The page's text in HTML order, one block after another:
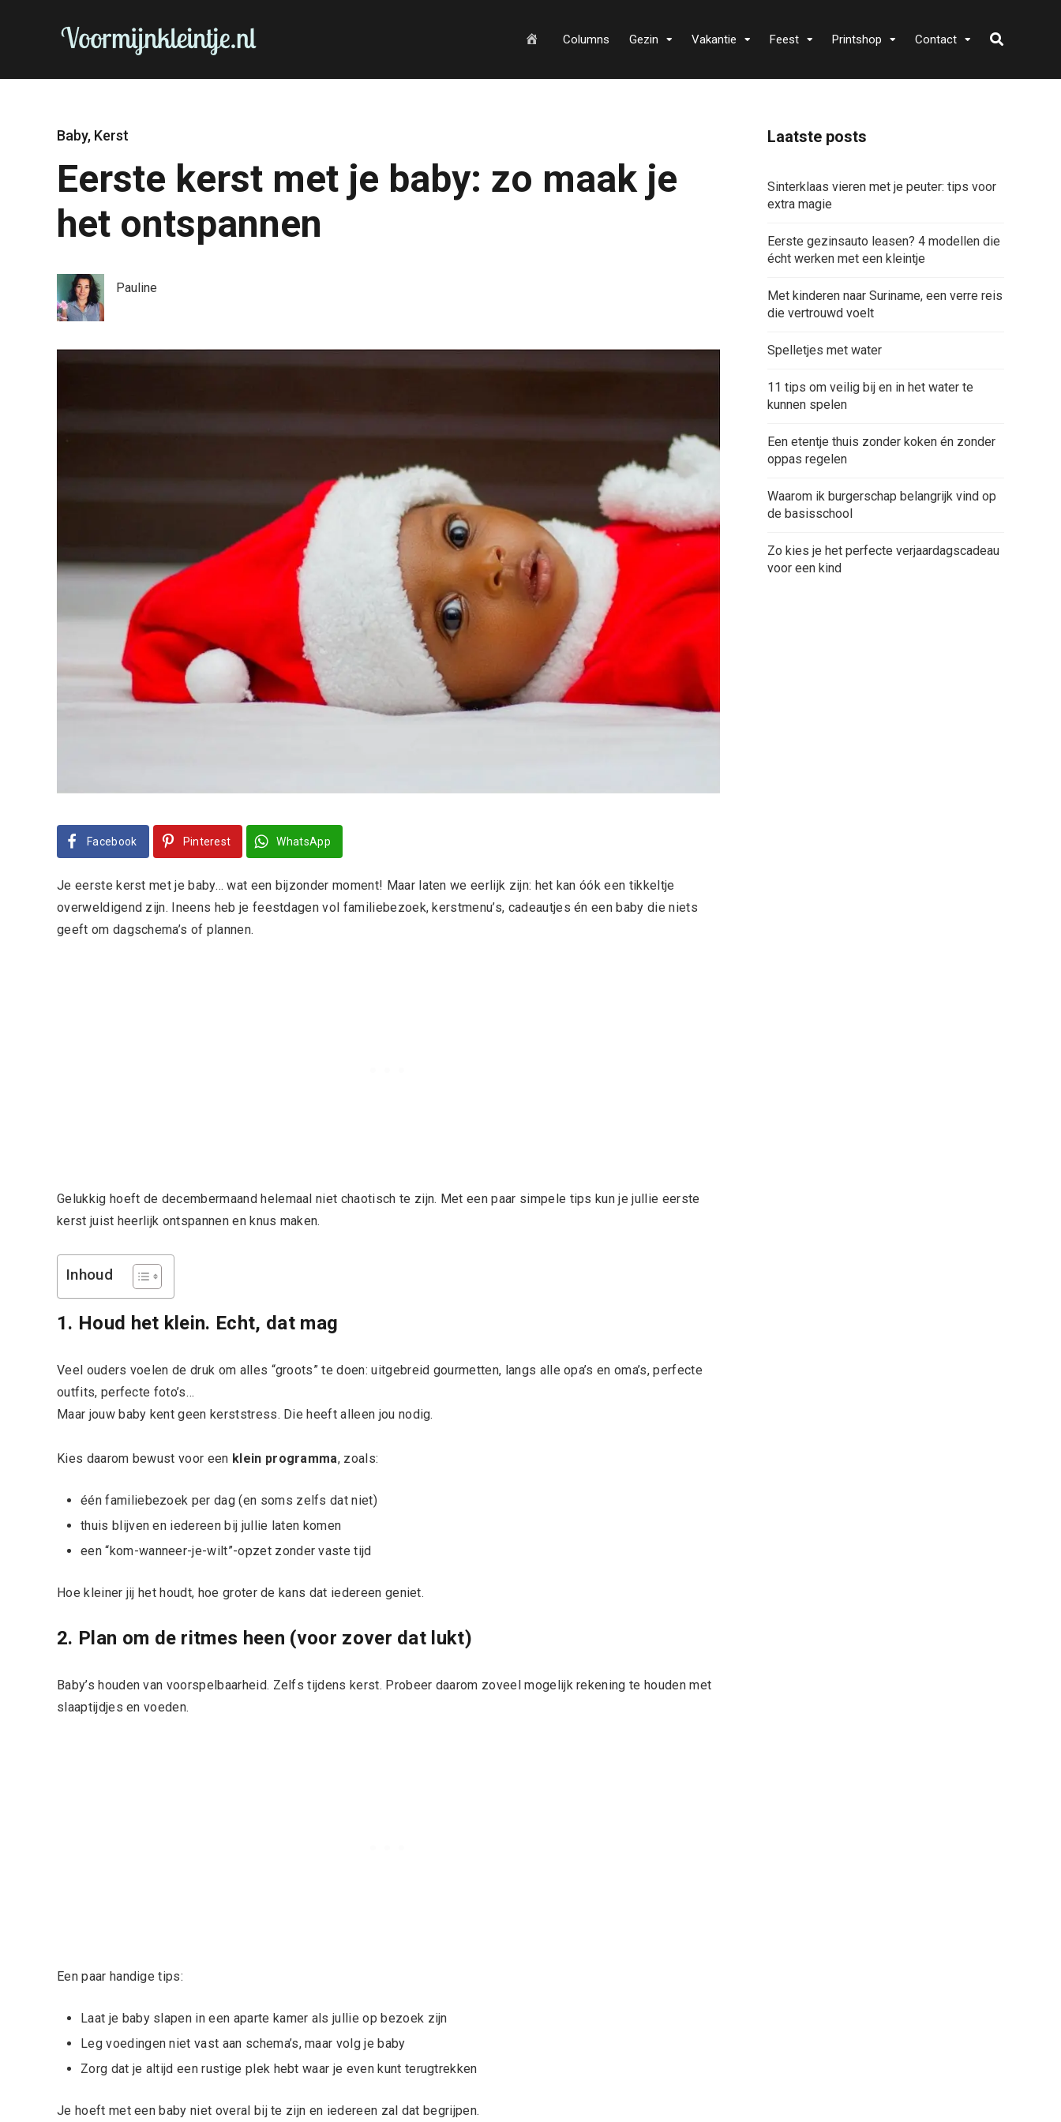
m
Columns Gezin Vakantie Feest Printshop Contact
Baby, Kerst
Eerste kerst met je baby: zo maak je
het ontspannen
Pauline
Facebook Pinterest WhatsApp
Je eerste kerst met je baby… wat een bijzonder moment! Maar laten we eerlijk zijn: het kan óók een tikkeltje
overweldigend zijn. Ineens heb je feestdagen vol familiebezoek, kerstmenu’s, cadeautjes én een baby die niets
geeft om dagschema’s of plannen.
Gelukkig hoeft de decembermaand helemaal niet chaotisch te zijn. Met een paar simpele tips kun je jullie eerste
kerst juist heerlijk ontspannen en knus maken.
Inhoud
1. Houd het klein. Echt, dat mag
Veel ouders voelen de druk om alles “groots” te doen: uitgebreid gourmetten, langs alle opa’s en oma’s, perfecte
outfits, perfecte foto’s…
Maar jouw baby kent geen kerststress. Die heeft alleen jou nodig.
Kies daarom bewust voor een klein programma, zoals:
één familiebezoek per dag (en soms zelfs dat niet)
thuis blijven en iedereen bij jullie laten komen
een “kom-wanneer-je-wilt”-opzet zonder vaste tijd
Hoe kleiner jij het houdt, hoe groter de kans dat iedereen geniet.
2. Plan om de ritmes heen (voor zover dat lukt)
Baby’s houden van voorspelbaarheid. Zelfs tijdens kerst. Probeer daarom zoveel mogelijk rekening te houden met
slaaptijdjes en voeden.
Een paar handige tips:
Laat je baby slapen in een aparte kamer als jullie op bezoek zijn
Leg voedingen niet vast aan schema’s, maar volg je baby
Zorg dat je altijd een rustige plek hebt waar je even kunt terugtrekken
Je hoeft met een baby niet overal bij te zijn en iedereen zal dat begrijpen.
Laatste posts
Sinterklaas vieren met je peuter: tips voor
extra magie
Eerste gezinsauto leasen? 4 modellen die
écht werken met een kleintje
Met kinderen naar Suriname, een verre reis
die vertrouwd voelt
Spelletjes met water
11 tips om veilig bij en in het water te
kunnen spelen
Een etentje thuis zonder koken én zonder
oppas regelen
Waarom ik burgerschap belangrijk vind op
de basisschool
Zo kies je het perfecte verjaardagscadeau
voor een kind